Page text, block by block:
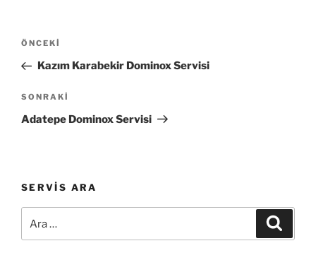
Yazı
Önceki
Yazı
ÖNCEKI
Kazım Karabekir Dominox Servisi
Sonraki
Yazı
SONRAKI
Adatepe Dominox Servisi
SERVIS ARA